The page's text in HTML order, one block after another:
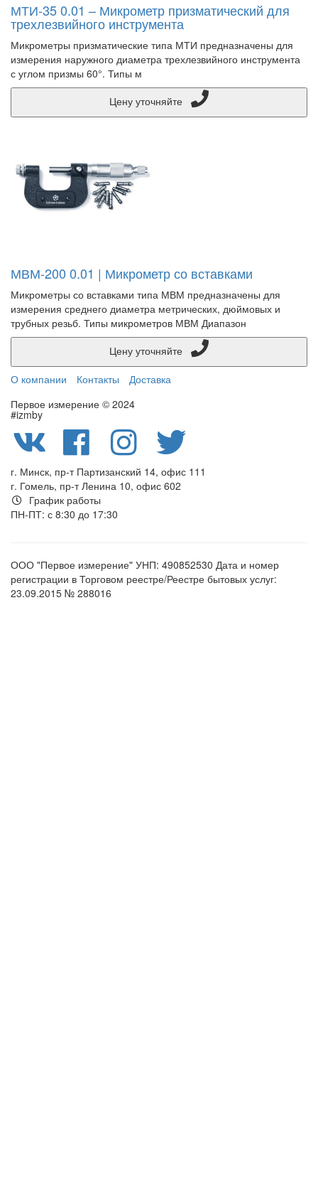
МТИ-35 0.01 – Микрометр призматический для
трехлезвийного инструмента
Микрометры призматические типа МТИ предназначены для
измерения наружного диаметра трехлезвийного инструмента
с углом призмы 60°. Типы м
МВМ-200 0.01 | Микрометр со вставками
Микрометры со вставками типа МВМ предназначены для
измерения среднего диаметра метрических, дюймовых и
трубных резьб. Типы микрометров МВМ Диапазон
О компании
Контакты
Доставка
Первое измерение © 2024
#izmby
г. Минск, пр-т Партизанский 14, офис 111
г. Гомель, пр-т Ленина 10, офис 602
График работы
ПН-ПТ: с 8:30 до 17:30
ООО "Первое измерение" УНП: 490852530 Дата и номер
регистрации в Торговом реестре/Реестре бытовых услуг:
23.09.2015 № 288016